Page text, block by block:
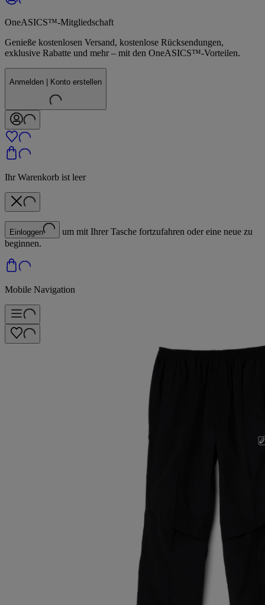
OneASICS™-Mitgliedschaft
Genieße kostenlosen Versand, kostenlose Rücksendungen,
exklusive Rabatte und mehr – mit den OneASICS™-Vorteilen.
Anmelden | Konto erstellen
Ihr Warenkorb ist leer
Einloggen
um mit Ihrer Tasche fortzufahren oder eine neue zu
beginnen.
Mobile Navigation